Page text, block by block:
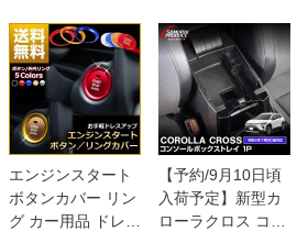
エンジンスタート
ボタンカバー リン
グ カー用品 ドレス
【予約/9月10日頃
入荷予定】新型カ
ローラクロス コン